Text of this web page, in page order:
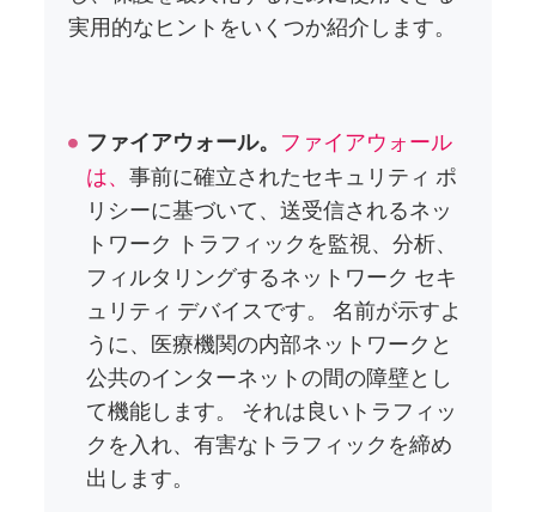
実用的なヒントをいくつか紹介します。
ファイアウォール。 ファイアウォール
は、事前に確立されたセキュリティ ポ
リシーに基づいて、送受信されるネッ
トワーク トラフィックを監視、分析、
フィルタリングするネットワーク セキ
ュリティ デバイスです。 名前が示すよ
うに、医療機関の内部ネットワークと
公共のインターネットの間の障壁とし
て機能します。 それは良いトラフィッ
クを入れ、有害なトラフィックを締め
出します。